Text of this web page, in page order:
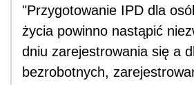
"Przygotowanie IPD dla
życia powinno nastąpić
dniu zarejestrowania się a
bezrobotnych,